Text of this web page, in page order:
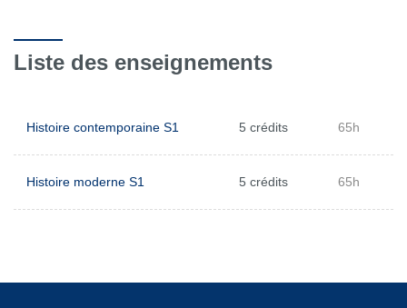
Liste des enseignements
Histoire contemporaine S1 5 crédits 65h
Histoire moderne S1 5 crédits 65h